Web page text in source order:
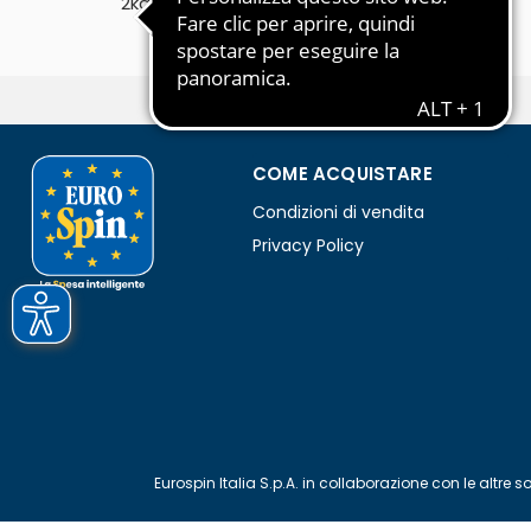
COME ACQUISTARE
Condizioni di vendita
Privacy Policy
Eurospin Italia S.p.A. in collaborazione con le altre